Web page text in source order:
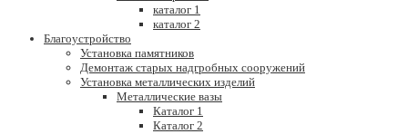
каталог 1
каталог 2
Благоустройство
Установка памятников
Демонтаж старых надгробных сооружений
Установка металлических изделий
Металлические вазы
Каталог 1
Каталог 2